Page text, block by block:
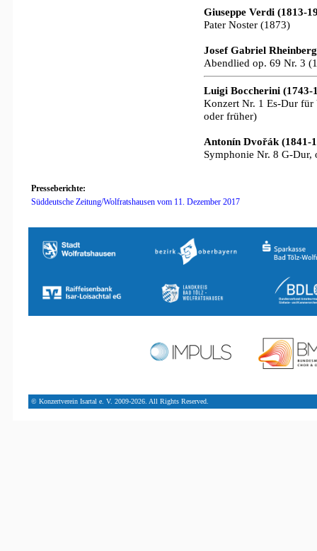
Giuseppe Verdi (1813-
Pater Noster (1873)
Josef Gabriel
Abendlied op. 69 Nr. 3
Luigi Boccherini (1743-
Konzert Nr. 1 Es-Dur
oder früher)
Antonín Dvořák (1841-
Symphonie Nr. 8 G-
Presseberichte:
Süddeutsche Zeitung/Wolfratshausen vom 11. Dezember 2017
© Konzertverein Isartal e. V. 2009-2026. All Rights Reserved.